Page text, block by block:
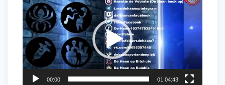
00:00 01:04:43